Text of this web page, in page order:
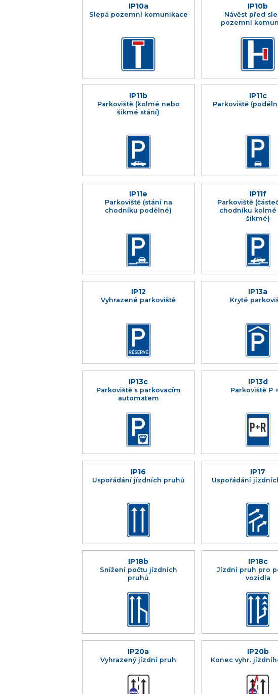
IP10a
Slepá pozemní komunikace
IP10b
Návěst před
pozemní
IP11b
Parkoviště (kolmé nebo
šikmé stání)
IP11c
Parkoviště
IP11e
Parkoviště (stání na
chodníku podélné)
IP11f
Parkoviště
chodníku kolmé
šikmé)
IP12
Vyhrazené parkoviště
IP13a
Kryté
IP13c
Parkoviště s parkovacím
automatem
IP13d
Parkoviště P
IP16
Uspořádání jízdních pruhů
IP17
Uspořádání
IP18b
Snížení počtu jízdních
pruhů
IP18c
Jízdní pruh pro
vozidla
IP20a
Vyhrazený jízdní pruh
IP20b
Konec vyhr.